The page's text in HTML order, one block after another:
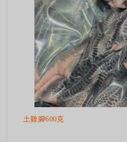
土雞腳600克